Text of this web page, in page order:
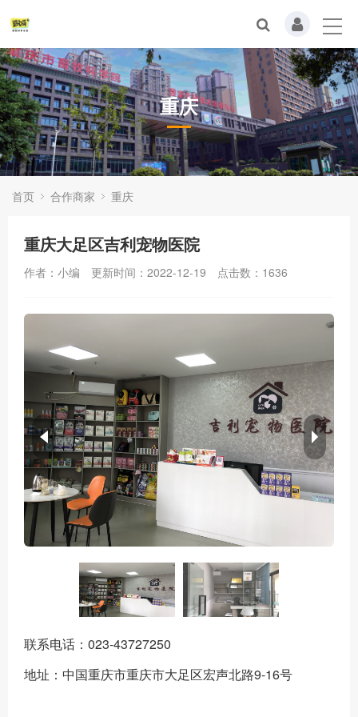
重庆
首页 合作商家 重庆
重庆大足区吉利宠物医院
作者：小编 更新时间：2022-12-19 点击数： 1636
联系电话：023-43727250
地址：中国重庆市重庆市大足区宏声北路9-16号